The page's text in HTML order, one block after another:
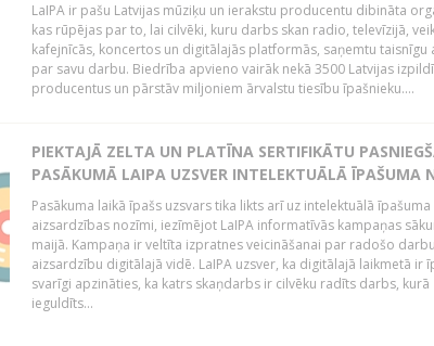
LaIPA ir pašu Latvijas mūziķu un ierakstu producentu dibināta
kas rūpējas par to, lai cilvēki, kuru darbs skan radio, televīzijā,
kafejnīcās, koncertos un digitālajās platformās, saņemtu taisnīgu
par savu darbu. Biedrība apvieno vairāk nekā 3500 Latvijas
producentus un pārstāv miljoniem ārvalstu tiesību īpašnieku....
PIEKTAJĀ ZELTA UN PLATĪNA SERTIFIKĀTU
PASĀKUMĀ LAIPA UZSVER INTELEKTUĀLĀ ĪPAŠUMA
Pasākuma laikā īpašs uzsvars tika likts arī uz intelektuālā īpašuma
aizsardzības nozīmi, iezīmējot LaIPA informatīvās kampaņas
maijā. Kampaņa ir veltīta izpratnes veicināšanai par radošo darbu
aizsardzību digitālajā vidē. LaIPA uzsver, ka digitālajā laikmetā ir
svarīgi apzināties, ka katrs skaņdarbs ir cilvēku radīts darbs, kurā
ieguldīts...